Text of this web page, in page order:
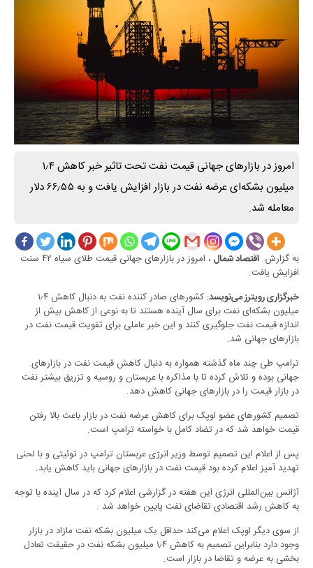
امروز در بازارهای جهانی قیمت نفت تحت تاثیر خبر کاهش ۱٫۴
میلیون بشکه‌ای عرضه نفت در بازار افزایش یافت و به ۶۶٫۵۵ دلار
معامله شد.
به گزارش اقتصاد شمال
، امروز در بازارهای جهانی قیمت طلای سیاه ۴۲ سنت
افزایش یافت.
خبرگزاری رویترز می‌نویسد
: کشورهای صادر کننده نفت به دنبال کاهش ۱٫۴
میلیون بشکه‌ای نفت برای سال آینده هستند تا به نوعی از کاهش بیش از
اندازه قیمت نفت جلوگیری کنند و این خبر عاملی برای تقویت قیمت نفت در
بازارهای جهانی شد.
ترامپ طی چند ماه گذشته همواره به دنبال کاهش قیمت نفت در بازارهای
جهانی بوده و تلاش کرده تا با مذاکره با عربستان و روسیه و تزریق بیشتر نفت
در بازار قیمت را در بازارهای جهانی کاهش دهد.
تصمیم کشورهای عضو اوپک برای کاهش عرضه نفت در بازار باعث بالا رفتن
قیمت خواهد شد که در تضاد کامل با خواسته ترامپ است.
پس از اعلام این تصمیم توسط وزیر انرژی عربستان ترامپ در توئیتی و با لحنی
تهدید آمیز اعلام کرده بود قیمت نفت در بازارهای جهانی باید کاهش یابد.
آژانس بین‌المللی انرژی این هفته در گزارشی اعلام کرد که در سال آینده با توجه
به کاهش رشد اقتصادی تقاضای نفت پایین خواهد شد .
از سوی دیگر اوپک اعلام می‌کند حداقل یک میلیون بشکه نفت مازاد در بازار
وجود دارد بنابراین تصمیم به کاهش ۱٫۴ میلیون بشکه نفت در حقیقت تعادل
بخشی به عرضه و تقاضا در بازار است.